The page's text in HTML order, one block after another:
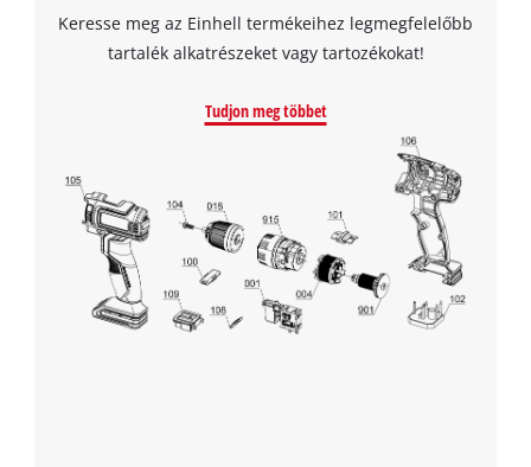
Keresse meg az Einhell termékeihez legmegfelelőbb
tartalék alkatrészeket vagy tartozékokat!
Tudjon meg többet